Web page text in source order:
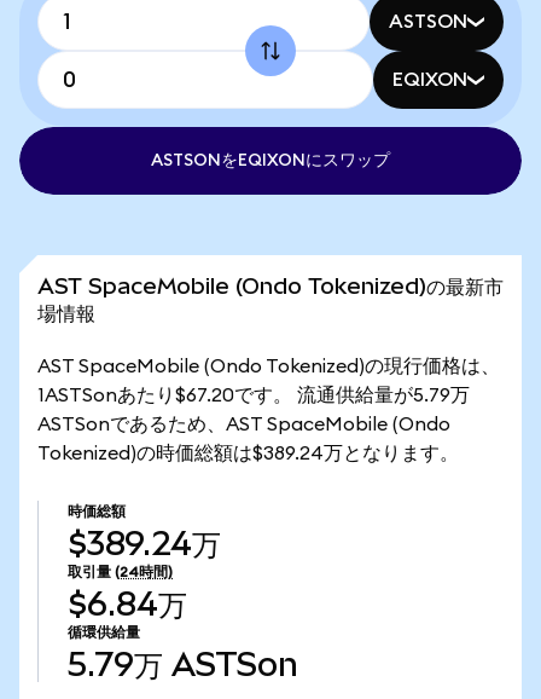
ASTSON
EQIXON
ASTSONをEQIXONにスワップ
AST SpaceMobile (Ondo Tokenized)の最新市
場情報
AST SpaceMobile (Ondo Tokenized)の現行価格は、
1ASTSonあたり$67.20です。 流通供給量が5.79万
ASTSonであるため、AST SpaceMobile (Ondo
Tokenized)の時価総額は$389.24万となります。
時価総額
$389.24万
取引量 (24時間)
$6.84万
循環供給量
5.79万 ASTSon